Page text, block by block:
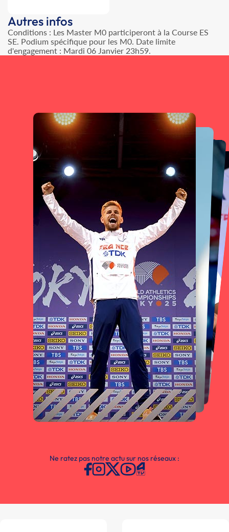
Autres infos
Conditions : Les Master M0 participeront à la Course ES
SE. Podium spécifique pour les M0. Date limite
d'engagement : Mardi 06 Janvier 23h59.
Ne ratez pas notre actu sur nos réseaux :